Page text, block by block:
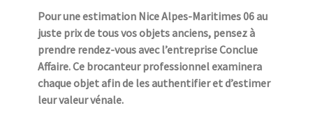
Pour une estimation Nice Alpes-Maritimes 06 au
juste prix de tous vos objets anciens, pensez à
prendre rendez-vous avec l’entreprise Conclue
Affaire. Ce brocanteur professionnel examinera
chaque objet afin de les authentifier et d’estimer
leur valeur vénale.